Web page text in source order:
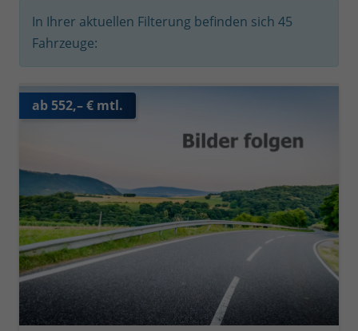
In Ihrer aktuellen Filterung befinden sich 45
Fahrzeuge:
ab 552,– € mtl.